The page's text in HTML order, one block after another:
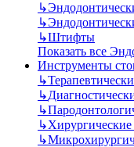
↳
↳
↳Штифты
Показать все
Инструменты
↳
↳
↳
↳
↳